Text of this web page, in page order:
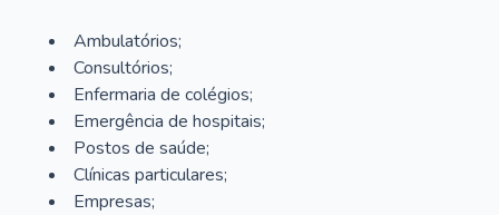
Ambulatórios;
Consultórios;
Enfermaria de colégios;
Emergência de hospitais;
Postos de saúde;
Clínicas particulares;
Empresas;